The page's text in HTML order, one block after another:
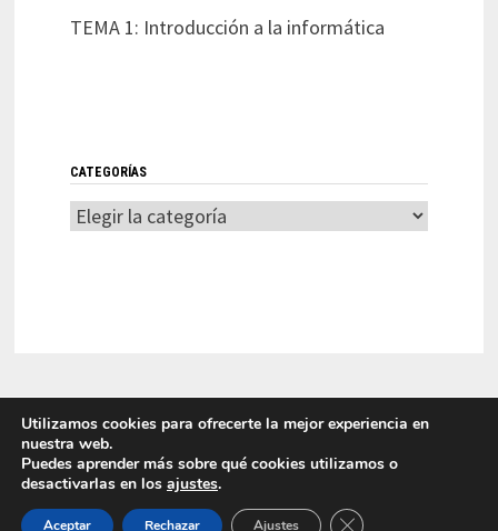
TEMA 1: Introducción a la informática
CATEGORÍAS
Categorías
LITI 2025 Laboratorio de Innovación en Tecnologías de la
Información Funciona con
WordPress Bam.
Utilizamos cookies para ofrecerte la mejor experiencia en
nuestra web.
Puedes aprender más sobre qué cookies utilizamos o
desactivarlas en los ajustes.
Aceptar Rechazar Ajustes CERRAR EL